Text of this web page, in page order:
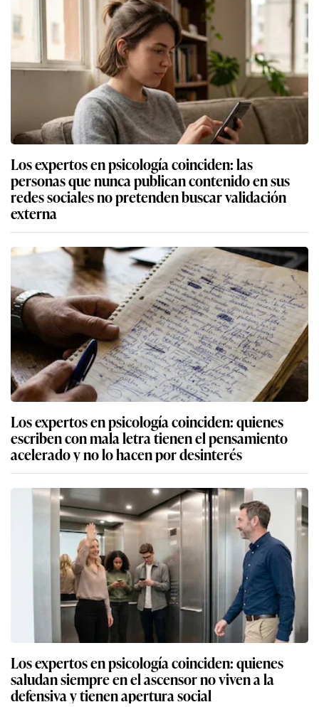
Los expertos en psicología coinciden: las
personas que nunca publican contenido en sus
redes sociales no pretenden buscar validación
externa
Los expertos en psicología coinciden: quienes
escriben con mala letra tienen el pensamiento
acelerado y no lo hacen por desinterés
Los expertos en psicología coinciden: quienes
saludan siempre en el ascensor no viven a la
defensiva y tienen apertura social